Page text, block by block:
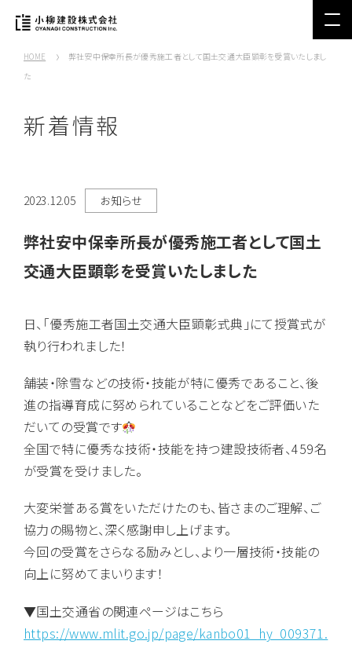
HOME
弊社安中保幸所長が優秀施工者として国土交通大臣顕彰を受賞いたしまし
た
新着情報
2023.12.05 お知らせ
弊社安中保幸所長が優秀施工者として国土
交通大臣顕彰を受賞いたしました
日、「優秀施工者国土交通大臣顕彰式典」にて授賞式が
執り行われました！
舗装・除雪などの技術・技能が特に優秀であること、後
進の指導育成に努められていることなどをご評価いた
だいての受賞です
全国で特に優秀な技術・技能を持つ建設技術者、459名
が受賞を受けました。
大変栄誉ある賞をいただけたのも、皆さまのご理解、ご
協力の賜物と、深く感謝申し上げます。
今回の受賞をさらなる励みとし、より一層技術・技能の
向上に努めてまいります！
▼国土交通省の関連ページはこちら
https://www.mlit.go.jp/page/kanbo01_hy_009371.